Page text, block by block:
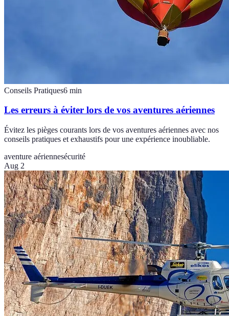
Conseils Pratiques6 min
Les erreurs à éviter lors de vos aventures aériennes
Évitez les pièges courants lors de vos aventures aériennes avec nos
conseils pratiques et exhaustifs pour une expérience inoubliable.
aventure aériennesécurité
Aug 2